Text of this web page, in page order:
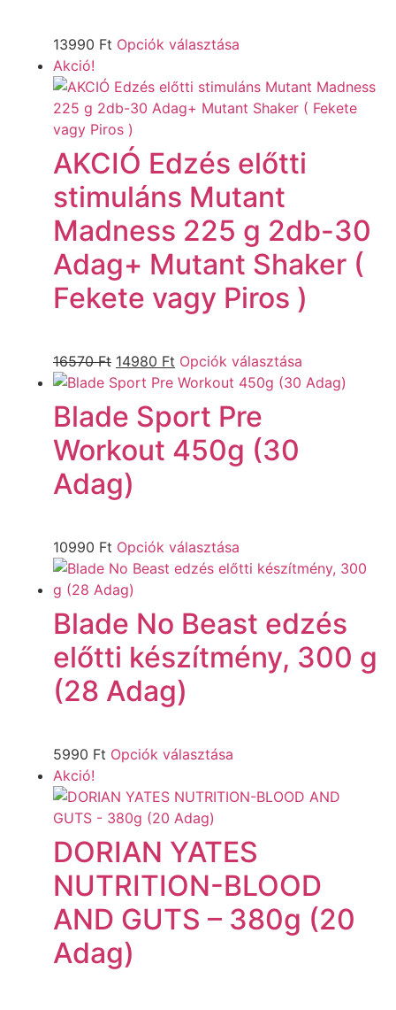
13990 Ft Opciók választása
Akció!
AKCIÓ Edzés előtti
stimuláns Mutant
Madness 225 g 2db-30
Adag+ Mutant Shaker (
Fekete vagy Piros )
16570Ft 14980 Ft Opciók választása
Blade Sport Pre
Workout 450g (30
Adag)
10990 Ft Opciók választása
Blade No Beast edzés
előtti készítmény, 300 g
(28 Adag)
5990 Ft Opciók választása
Akció!
DORIAN YATES
NUTRITION-BLOOD
AND GUTS – 380g (20
Adag)